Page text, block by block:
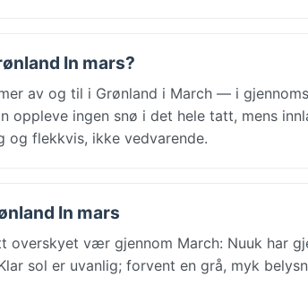
In mars?
av og til i Grønland i March — i
oppleve ingen snø i det hele tatt, mens
og flekkvis, ikke vedvarende.
In mars
overskyet vær gjennom March: Nuuk har
sol er uvanlig; forvent en grå, myk